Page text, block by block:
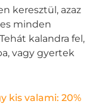
keresztül, azaz
minden
kalandra fel,
vagy gyertek
kis valami: 20%